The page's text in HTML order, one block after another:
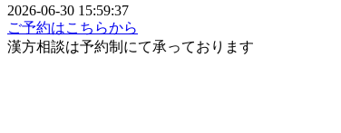
2026-06-30 15:59:37
ご予約はこちらから
漢方相談は予約制にて承っております